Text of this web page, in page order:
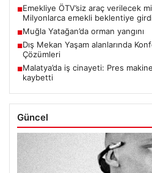
■Emekliye ÖTV’siz araç verilecek
Milyonlarca emekli beklentiye
■Muğla Yatağan’da orman yangını
■Dış Mekan Yaşam alanlarında
Çözümleri
■Malatya’da iş cinayeti: Pres
kaybetti
Güncel